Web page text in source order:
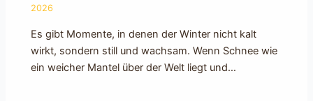
2026
Es gibt Momente, in denen der Winter nicht kalt
wirkt, sondern still und wachsam. Wenn Schnee wie
ein weicher Mantel über der Welt liegt und…